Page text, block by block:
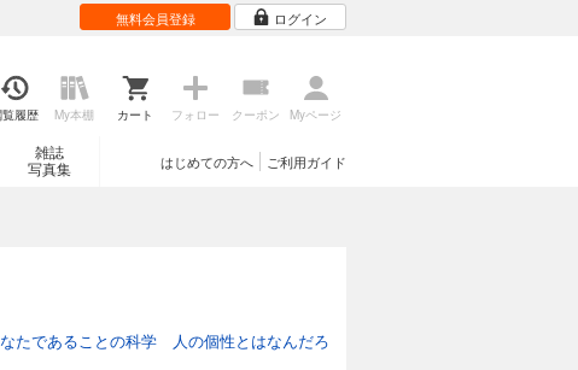
無料会員登録 ログイン
履歴 My本棚 カート フォロー クーポン Myページ
雑誌
写真集
ご利用ガイド
はじめての方へ
たであることの科学 人の個性とはなんだろ